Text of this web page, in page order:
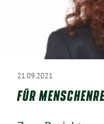
21.09.2021
FÜR